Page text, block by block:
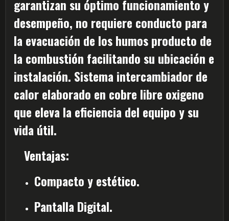
garantizan su óptimo funcionamiento y
desempeño, no requiere conducto para
la evacuación de los humos producto de
la combustión facilitando su ubicación e
instalación. Sistema intercambiador de
calor elaborado en cobre libre oxigeno
que eleva la eficiencia del equipo y su
vida útil.
Ventajas:
Compacto y estético.
Pantalla Digital.